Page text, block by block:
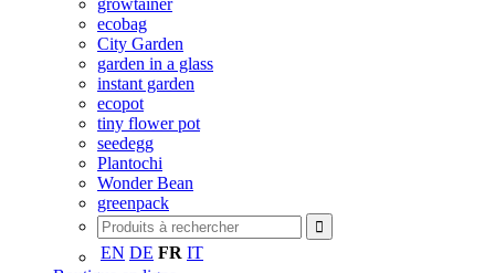
growtainer
ecobag
City Garden
garden in a glass
instant garden
ecopot
tiny flower pot
seedegg
Plantochi
Wonder Bean
greenpack
EN DE FR IT